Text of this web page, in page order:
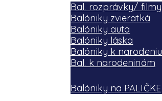
Bal. rozprávky/ filmy
Balóniky zvieratká
Balóniky auta
Balóniky láska
Balóniky k narodeniu
Bal. k narodeninám
Balóniky na PALIČKE